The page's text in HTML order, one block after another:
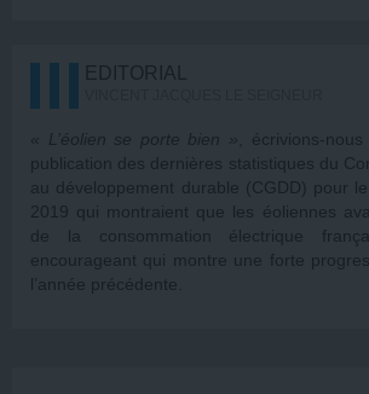
EDITORIAL
« L’éolien se porte bien » , écrivions-
publication des dernières statistiques du
au développement durable (CGDD) pour
2019 qui montraient que les éoliennes
de la consommation électrique
encourageant qui montre une forte
l’année précédente.